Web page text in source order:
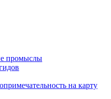
промыслы
на карту